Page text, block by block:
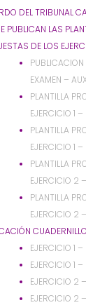
DEL TRIBUNAL
PUBLICAN LAS
DE LOS
PUBLICACION
EXAMEN –
PLANTILLA
EJERCICIO 1
PLANTILLA
EJERCICIO 1
PLANTILLA
EJERCICIO 2
PLANTILLA
EJERCICIO 2
EJERCICIO 1
EJERCICIO 1
EJERCICIO 2
EJERCICIO 2